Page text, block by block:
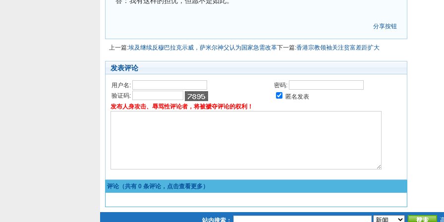
分享按钮
上一篇:埃及继续反穆巴拉克示威，萨米尔神父认为国家急需改革下一篇:香港宗教领袖关注贫富差距扩大
发表评论
用户名:
密码:
验证码:
匿名发表
发布人身攻击、辱骂性评论者，将被褫夺评论的权利！
评论（共有 0 条评论，点击查看更多）
站内搜索：